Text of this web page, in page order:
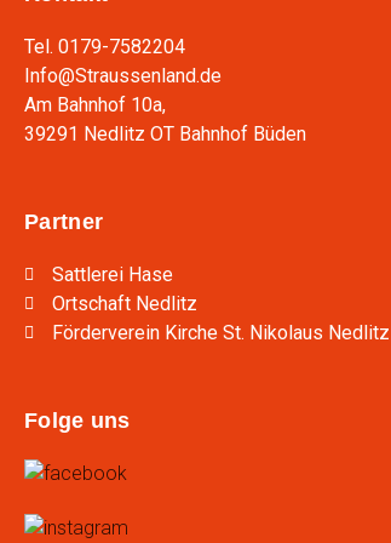
Tel. 0179-7582204
Info@Straussenland.de
Am Bahnhof 10a,
39291 Nedlitz OT Bahnhof Büden
Partner
Sattlerei Hase
Ortschaft Nedlitz
Förderverein Kirche St. Nikolaus Nedlitz
Folge uns